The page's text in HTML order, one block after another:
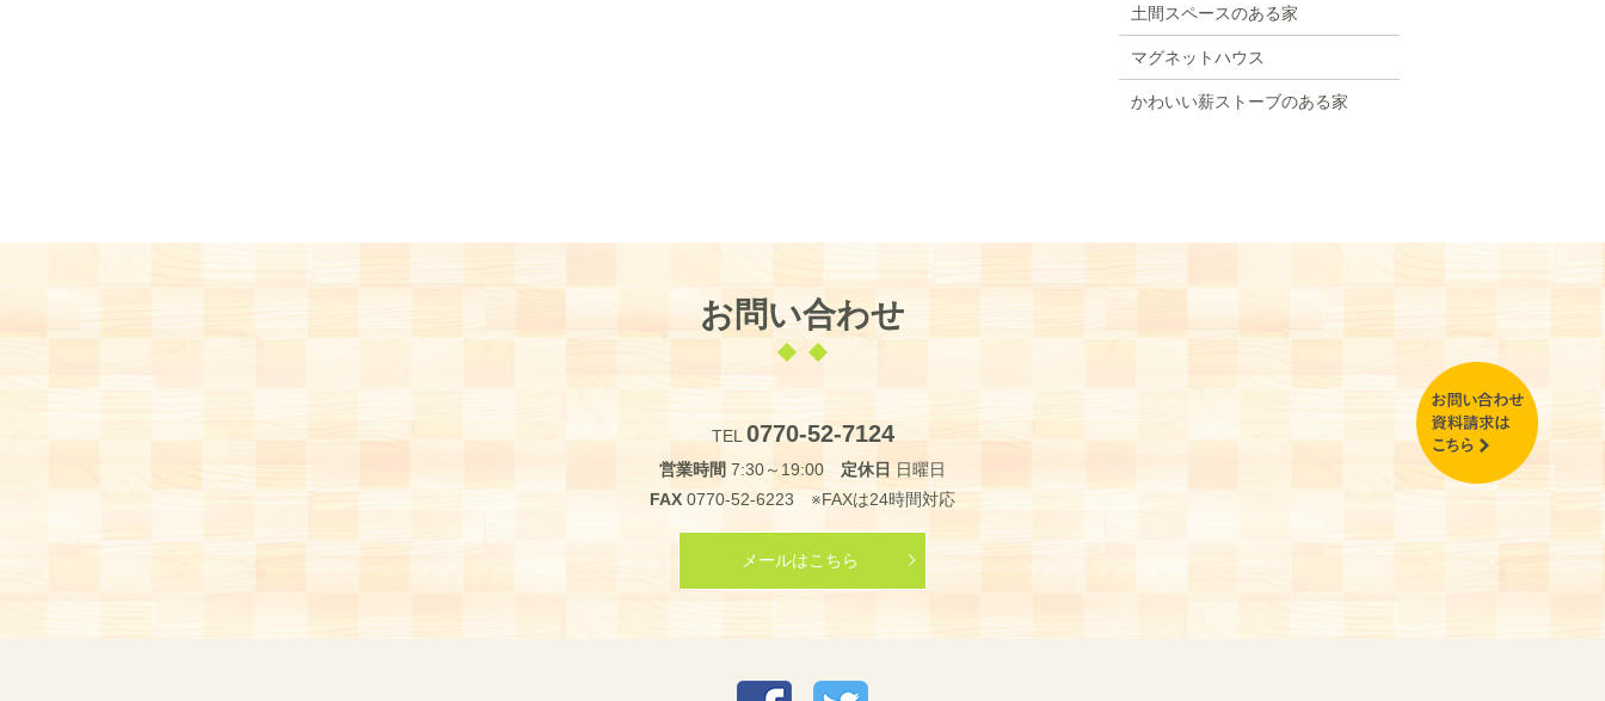
土間スペースのある家
マグネットハウス
かわいい薪ストーブのある家
お問い合わせ
TEL 0770-52-7124
営業時間 7:30～19:00 定休日 日曜日
FAX 0770-52-6223 ※FAXは24時間対応
メールはこちら